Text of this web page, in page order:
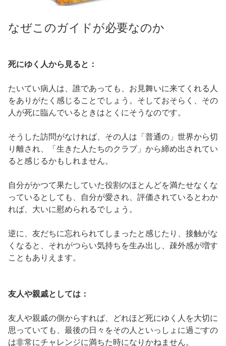
なぜこのガイドが必要なのか
死にゆく人から見ると：
たいてい病人は、誰であっても、お見舞いに来てくれる人
をありがたく感じることでしょう。そしておそらく、その
人が死に臨んでいるときはとくにそうなのです。
そうした訪問がなければ、その人は「普通の」世界から切
り離され、「生きた人たちのクラブ」から締め出されてい
ると感じるかもしれません。
自分がかつて果たしていた役割のほとんどを満たせなくな
っているとしても、自分が愛され、評価されているとわか
れば、大いに慰められるでしょう。
逆に、友だちに忘れられてしまったと感じたり、接触がな
くなると、それがつらい気持ちを生み出し、疎外感が増す
こともありえます。
友人や親戚としては：
友人や親戚の側からすれば、どれほど死にゆく人を大切に
思っていても、最後の日々をその人といっしょに過ごすの
は非常にチャレンジに満ちた時になりかねません。